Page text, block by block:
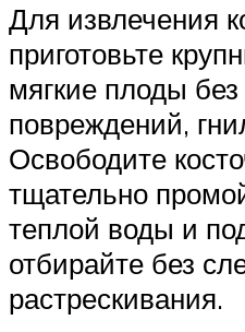
Для извлечения
приготовьте
мягкие плоды без
повреждений,
Освободите
тщательно
теплой воды и
отбирайте без
растрескивания.